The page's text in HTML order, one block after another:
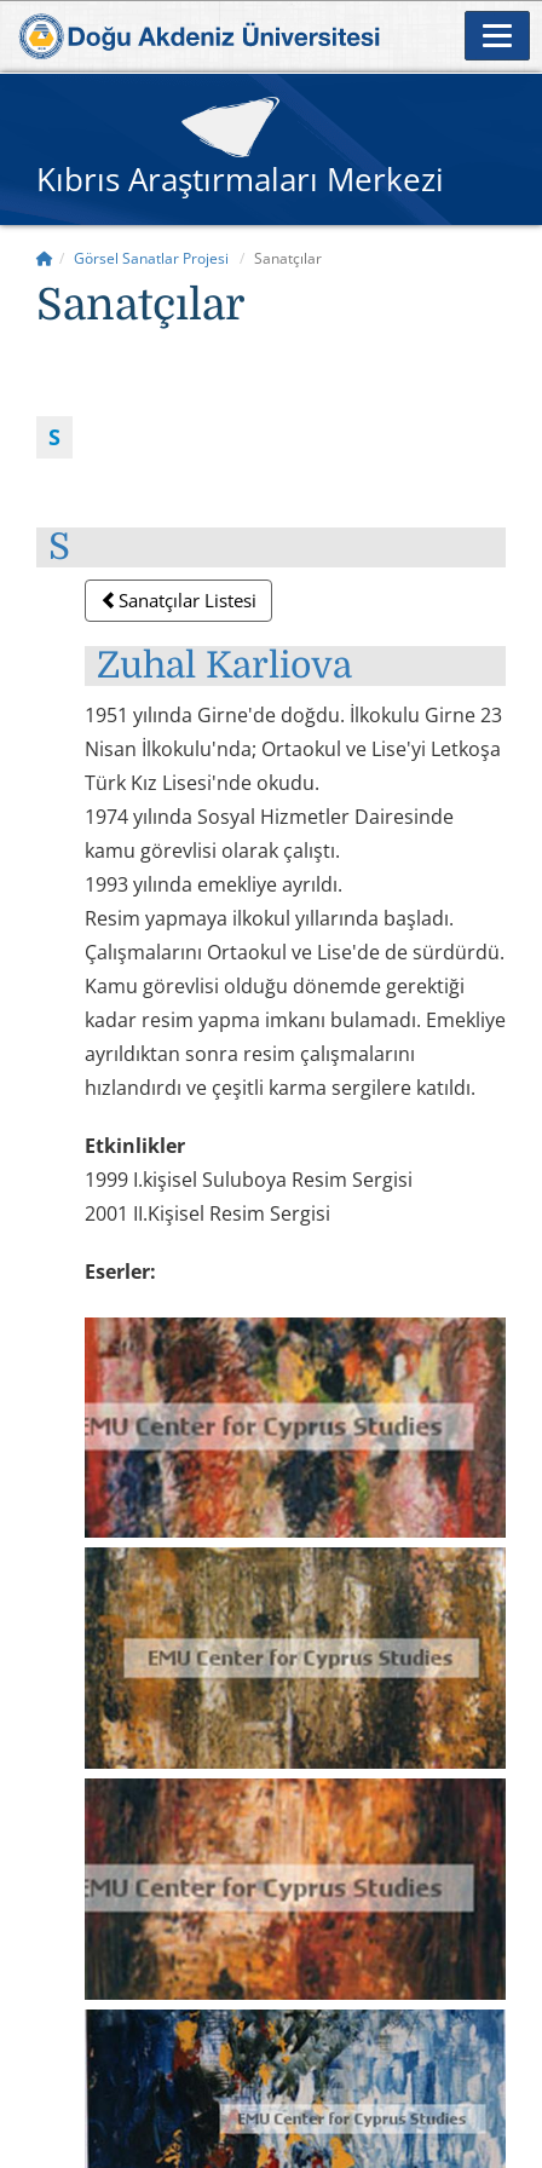
Kıbrıs Araştırmaları Merkezi
Görsel Sanatlar Projesi Sanatçılar
Sanatçılar
S
S
Sanatçılar Listesi
Zuhal Karliova
1951 yılında Girne'de doğdu. İlkokulu Girne 23
Nisan İlkokulu'nda; Ortaokul ve Lise'yi Letkoşa
Türk Kız Lisesi'nde okudu.
1974 yılında Sosyal Hizmetler Dairesinde
kamu görevlisi olarak çalıştı.
1993 yılında emekliye ayrıldı.
Resim yapmaya ilkokul yıllarında başladı.
Çalışmalarını Ortaokul ve Lise'de de sürdürdü.
Kamu görevlisi olduğu dönemde gerektiği
kadar resim yapma imkanı bulamadı. Emekliye
ayrıldıktan sonra resim çalışmalarını
hızlandırdı ve çeşitli karma sergilere katıldı.
Etkinlikler
1999 I.kişisel Suluboya Resim Sergisi
2001 II.Kişisel Resim Sergisi
Eserler: